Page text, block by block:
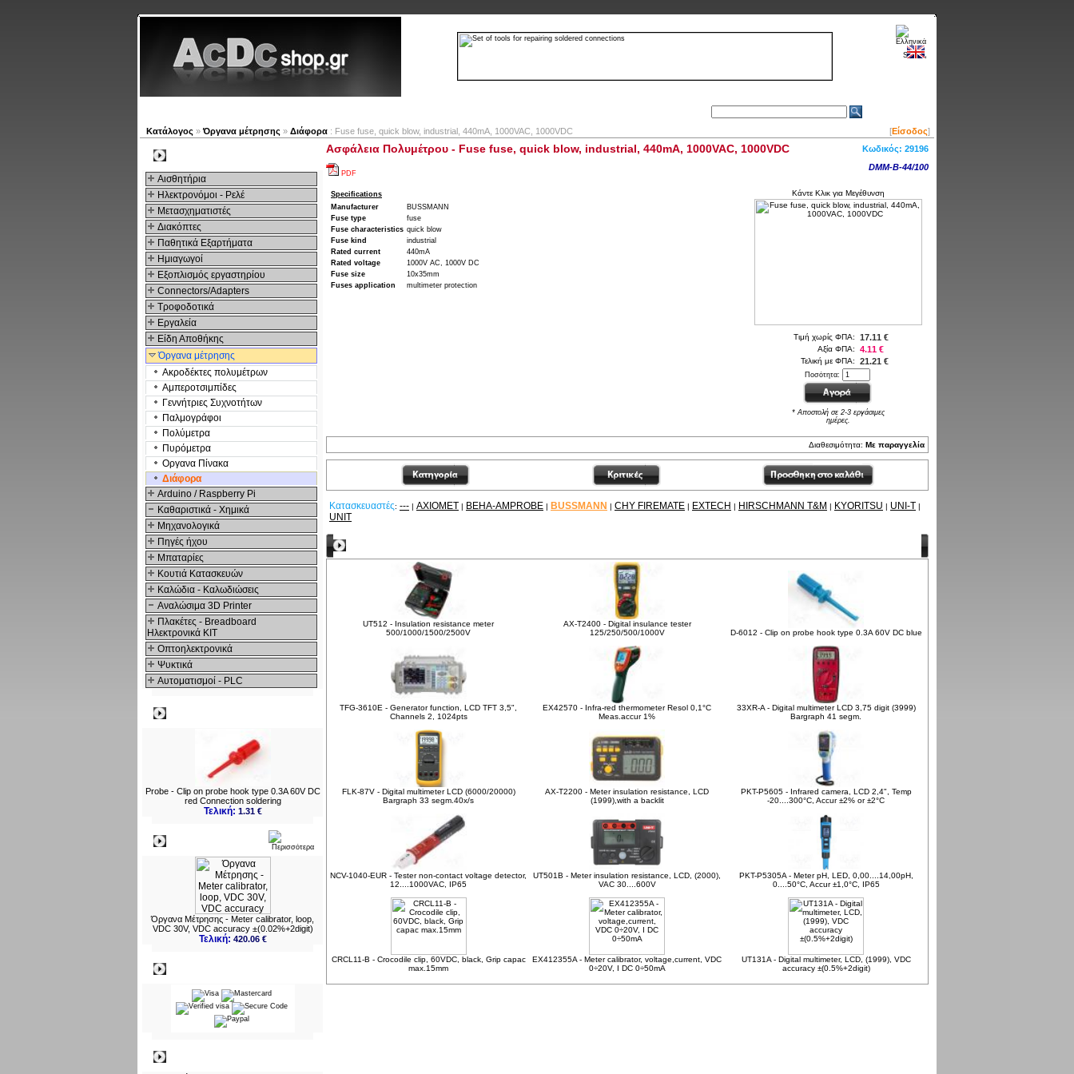
Κατάλογος »Όργανα μέτρησης » Διάφορα : Fuse fuse, quick blow, industrial, 440mA, 1000VAC, 1000VDC [Είσοδος]
Αισθητήρια
Ηλεκτρονόμοι - Ρελέ
Μετασχηματιστές
Διακόπτες
Παθητικά Εξαρτήματα
Hμιαγωγοί
Εξοπλισμός εργαστηρίου
Connectors/Adapters
Τροφοδοτικά
Εργαλεία
Είδη Αποθήκης
Όργανα μέτρησης
Ακροδέκτες πολυμέτρων
Αμπεροτσιμπίδες
Γενvήτριες Συχνοτήτων
Παλμογράφοι
Πολύμετρα
Πυρόμετρα
Οργανα Πίνακα
Διάφορα
Arduino / Raspberry Pi
Καθαριστικά - Χημικά
Μηχανολογικά
Πηγές ήχου
Μπαταρίες
Κουτιά Κατασκευών
Καλώδια - Καλωδιώσεις
Αναλώσιμα 3D Printer
Πλακέτες - Breadboard
Ηλεκτρονικά ΚΙΤ
Οπτοηλεκτρονικά
Ψυκτικά
Αυτοματισμοί - PLC
Probe - Clip on probe hook type 0.3A 60V DC
red Connection soldering
Τελική: 1.31 €
Όργανα Μέτρησης - Meter calibrator, loop,
VDC 30V, VDC accuracy ±(0.02%+2digit)
Τελική: 420.06 €
Ασφάλεια Πολυμέτρου - Fuse fuse, quick blow, industrial, 440mA, 1000VAC, 1000VDC Κωδικός: 29196
PDF
DMM-B-44/100
Κάντε Κλικ για Μεγέθυνση
Τιμή χωρίς ΦΠΑ: 17.11 €
Αξία ΦΠΑ: 4.11 €
Τελική με ΦΠΑ: 21.21 €
Ποσότητα:
* Αποστολή σε 2-3 εργάσιμες
ημέρες.
Specifications
Manufacturer
BUSSMANN
Fuse type
fuse
Fuse characteristics quick blow
Fuse kind
industrial
Rated current
440mA
Rated voltage
1000V AC, 1000V DC
Fuse size
10x35mm
Fuses application
multimeter protection
Διαθεσιμότητα: Με παραγγελία
Κατασκευαστές: --- | AXIOMET | BEHA-AMPROBE | BUSSMANN | CHY FIREMATE | EXTECH | HIRSCHMANN T&M | KYORITSU | UNI-T |
UNIT
UT512 - Insulation resistance meter
500/1000/1500/2500V
AX-T2400 - Digital insulance tester
125/250/500/1000V
D-6012 - Clip on probe hook type 0.3A 60V DC blue
TFG-3610E - Generator function, LCD TFT 3,5",
Channels 2, 1024pts
EX42570 - Infra-red thermometer Resol 0,1°C
Meas.accur 1%
33XR-A - Digital multimeter LCD 3,75 digit (3999)
Bargraph 41 segm.
FLK-87V - Digital multimeter LCD (6000/20000)
Bargraph 33 segm.40x/s
AX-T2200 - Meter insulation resistance, LCD
(1999),with a backlit
PKT-P5605 - Infrared camera, LCD 2,4", Temp
-20....300°C, Accur ±2% or ±2°C
NCV-1040-EUR - Tester non-contact voltage detector,
12....1000VAC, IP65
UT501B - Meter insulation resistance, LCD, (2000),
VAC 30....600V
PKT-P5305A - Meter pH, LED, 0,00....14,00pH,
0....50°C, Accur ±1,0°C, IP65
CRCL11-B - Crocodile clip, 60VDC, black, Grip capac
max.15mm
EX412355A - Meter calibrator, voltage,current, VDC
0÷20V, I DC 0÷50mA
UT131A - Digital multimeter, LCD, (1999), VDC
accuracy ±(0.5%+2digit)